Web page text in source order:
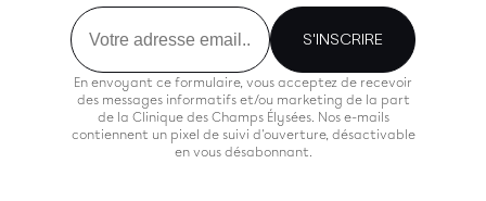
Email
S'INSCRIRE
En envoyant ce formulaire, vous acceptez de recevoir
des messages informatifs et/ou marketing de la part
de la Clinique des Champs Élysées. Nos e-mails
contiennent un pixel de suivi d'ouverture, désactivable
en vous désabonnant.